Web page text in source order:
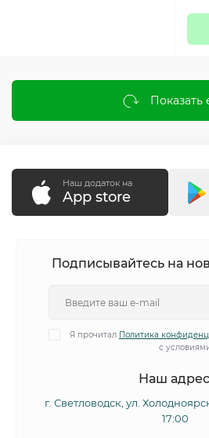
Показать
Наш додаток на
App store
Подписывайтесь на
Я прочитал Политика
с
Наш
г. Светловодск, ул.
17:00